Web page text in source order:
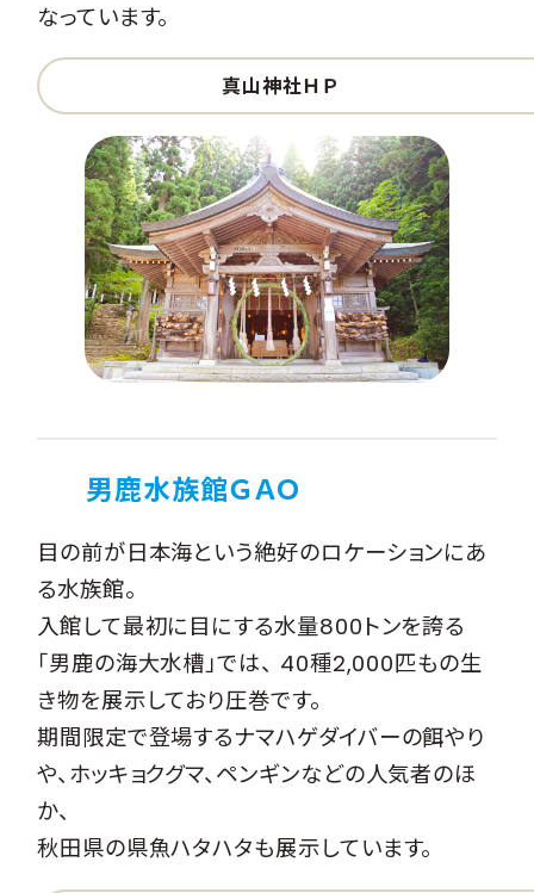
なっています。
真山神社ＨＰ
男鹿水族館ＧＡＯ
目の前が日本海という絶好のロケーションにあ
る水族館。
入館して最初に目にする水量800トンを誇る
「男鹿の海大水槽」では、 40種2,000匹もの生
き物を展示しており圧巻です。
期間限定で登場するナマハゲダイバーの餌やり
や、ホッキョクグマ、ペンギンなどの人気者のほ
か、
秋田県の県魚ハタハタも展示しています。